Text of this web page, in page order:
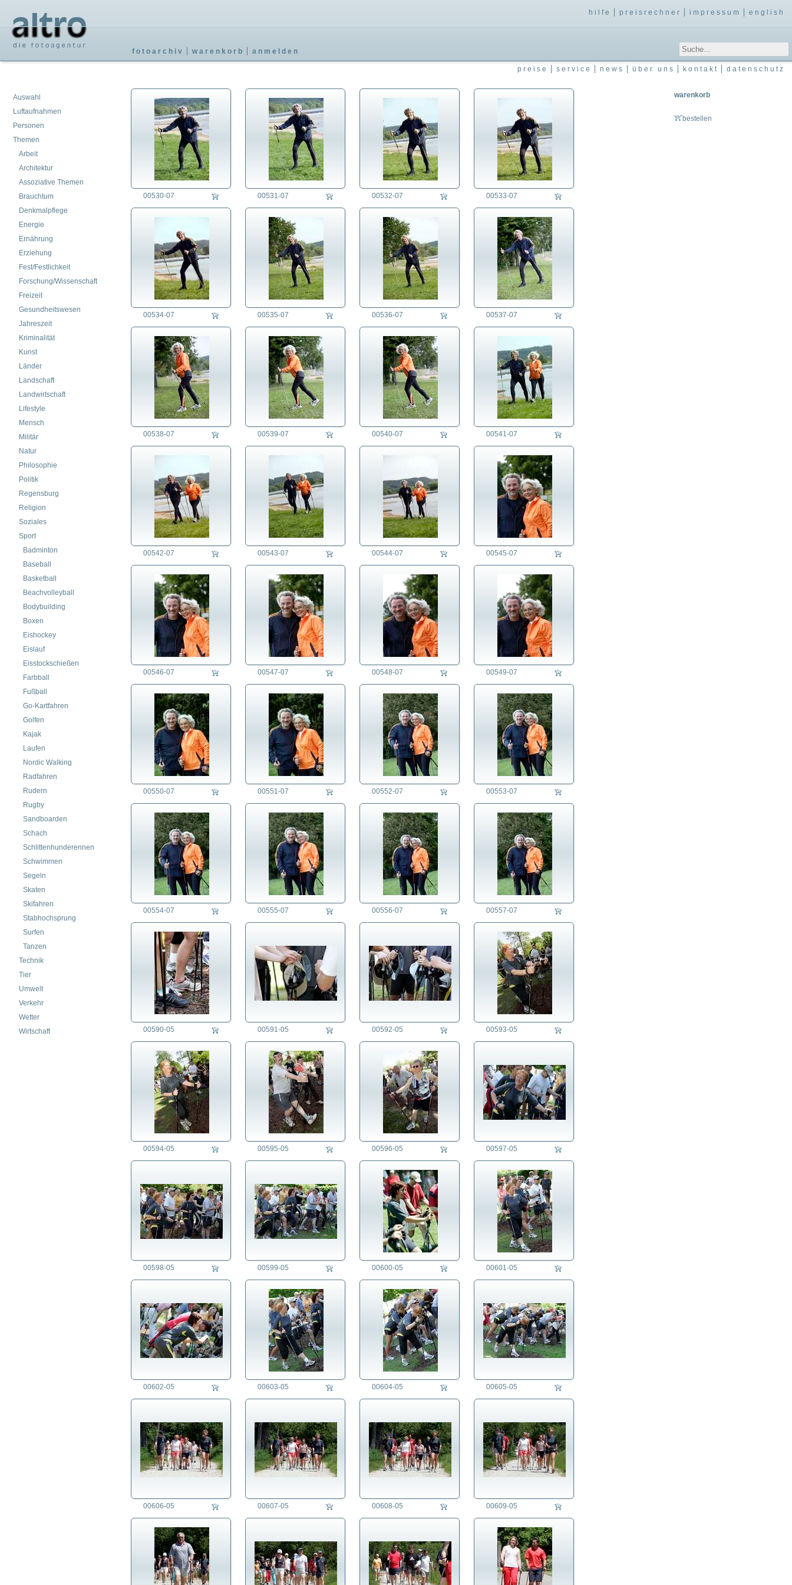
fotoarchiv warenkorb anmelden
hilfe preisrechner impressum english
preise service news über uns kontakt datenschutz
Auswahl
Luftaufnahmen
Personen
Themen
Arbeit
Architektur
Assoziative Themen
Brauchtum
Denkmalpflege
Energie
Ernährung
Erziehung
Fest/Festlichkeit
Forschung/Wissenschaft
Freizeit
Gesundheitswesen
Jahreszeit
Kriminalität
Kunst
Länder
Landschaft
Landwirtschaft
Lifestyle
Mensch
Militär
Natur
Philosophie
Politik
Regensburg
Religion
Soziales
Sport
Badminton
Baseball
Basketball
Beachvolleyball
Bodybuilding
Boxen
Eishockey
Eislauf
Eisstockschießen
Farbball
Fußball
Go-Kartfahren
Golfen
Kajak
Laufen
Nordic Walking
Radfahren
Rudern
Rugby
Sandboarden
Schach
Schlittenhunderennen
Schwimmen
Segeln
Skaten
Skifahren
Stabhochsprung
Surfen
Tanzen
Technik
Tier
Umwelt
Verkehr
Wetter
Wirtschaft
warenkorb
bestellen
00530-07 00531-07 00532-07 00533-07
00534-07 00535-07 00536-07 00537-07
00538-07 00539-07 00540-07 00541-07
00542-07 00543-07 00544-07 00545-07
00546-07 00547-07 00548-07 00549-07
00550-07 00551-07 00552-07 00553-07
00554-07 00555-07 00556-07 00557-07
00590-05 00591-05 00592-05 00593-05
00594-05 00595-05 00596-05 00597-05
00598-05 00599-05 00600-05 00601-05
00602-05 00603-05 00604-05 00605-05
00606-05 00607-05 00608-05 00609-05